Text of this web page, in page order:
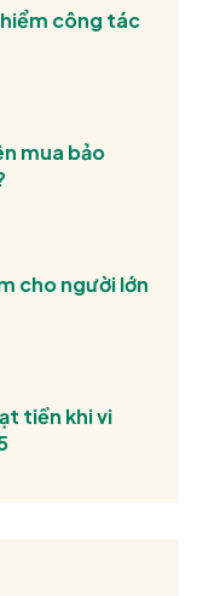
công tác
mua bảo
cho người lớn
tiền khi vi